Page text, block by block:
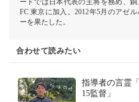
FC 東京に加入。2012年5月のアゼ
ーを果たした。
合わせて読みたい
指導者の言霊
15監督」